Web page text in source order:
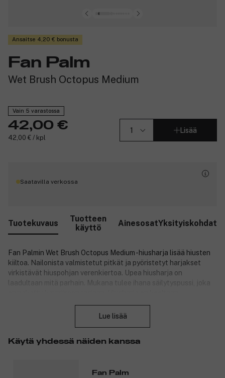
Ansaitse 4,20 € bonusta
Fan Palm
Wet Brush Octopus Medium
Vain 5 varastossa
42,00 €
42,00 € / kpl
Lisää
Saatavilla verkossa
Tuotekuvaus
Tuotteen
käyttö
AinesosatYksityiskohdat
Fan Palmin Wet Brush Octopus Medium -hiusharja lisää hiusten
kiiltoa. Nailonista valmistetut pitkät ja pyöristetyt harjakset
virkistävät hiuspohjan verenkiertoa. Upea hiusharja on
laadultaan mitä parhain. Mukana tulee ihana säilytyspussi, joka
Lue lisää
Käytä yhdessä näiden kanssa
Fan Palm